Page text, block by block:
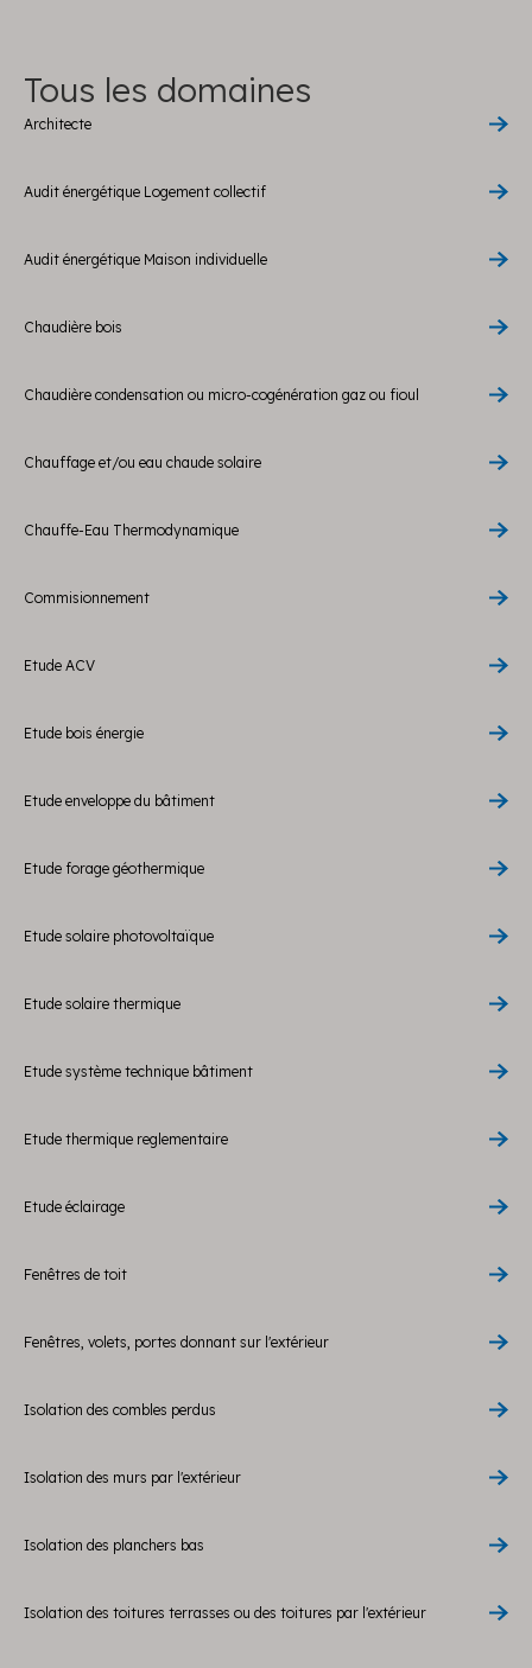
Tous les domaines
Architecte
Audit énergétique Logement collectif
Audit énergétique Maison individuelle
Chaudière bois
Chaudière condensation ou micro-cogénération gaz ou fioul
Chauffage et/ou eau chaude solaire
Chauffe-Eau Thermodynamique
Commisionnement
Etude ACV
Etude bois énergie
Etude enveloppe du bâtiment
Etude forage géothermique
Etude solaire photovoltaïque
Etude solaire thermique
Etude système technique bâtiment
Etude thermique reglementaire
Etude éclairage
Fenêtres de toit
Fenêtres, volets, portes donnant sur l'extérieur
Isolation des combles perdus
Isolation des murs par l'extérieur
Isolation des planchers bas
Isolation des toitures terrasses ou des toitures par l'extérieur